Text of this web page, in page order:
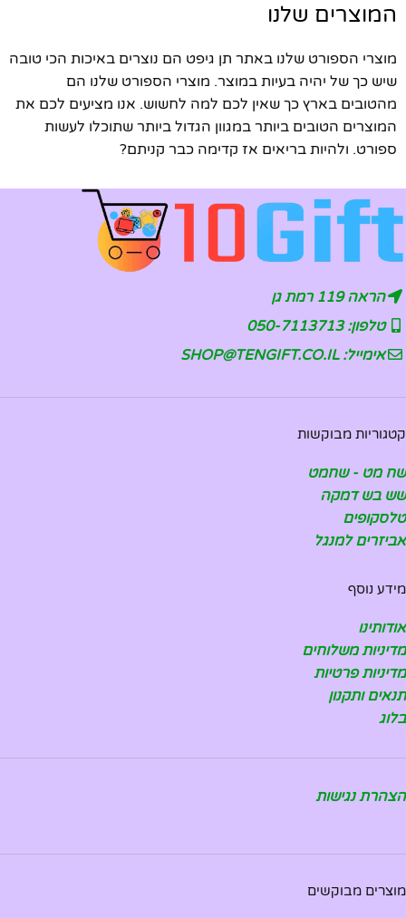
המוצרים שלנו
מוצרי הספורט שלנו באתר תן גיפט הם נוצרים באיכות הכי טובה
שיש כך של יהיה בעיות במוצר. מוצרי הספורט שלנו הם
מהטובים בארץ כך שאין לכם למה לחשוש. אנו מציעים לכם את
המוצרים הטובים ביותר במגוון הגדול ביותר שתוכלו לעשות
ספורט. ולהיות בריאים אז קדימה כבר קניתם?
הראה 119 רמת גן
טלפון: 050-7113713
אימייל: SHOP@TENGIFT.CO.IL
קטגוריות מבוקשות
שח מט - שחמט
שש בש דמקה
טלסקופים
אביזרים למנגל
מידע נוסף
אודותינו
מדיניות משלוחים
מדיניות פרטיות
תנאים ותקנון
בלוג
הצהרת נגישות
מוצרים מבוקשים